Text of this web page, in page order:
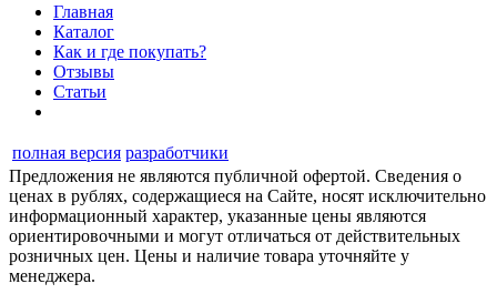
Главная
Каталог
Как и где покупать?
Отзывы
Статьи
полная версия разработчики
Предложения не являются публичной офертой. Сведения о
ценах в рублях, содержащиеся на Сайте, носят исключительно
информационный характер, указанные цены являются
ориентировочными и могут отличаться от действительных
розничных цен. Цены и наличие товара уточняйте у
менеджера.